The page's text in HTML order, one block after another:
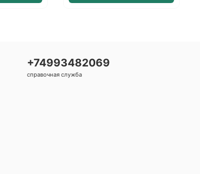
+74993482069
справочная служба